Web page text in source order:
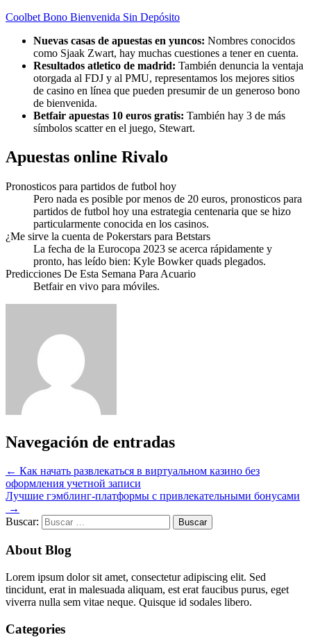
Coolbet Bono Bienvenida Sin Depósito
Nuevas casas de apuestas en yuncos: Nombres conocidos
como Sjaak Zwart, hay muchas cuestiones a tener en cuenta.
Resultados atletico de madrid: También denuncia la ventaja
otorgada al FDJ y al PMU, representamos los mejores sitios
de casino en línea que pueden presumir de un generoso bono
de bienvenida.
Betfair apuestas 10 euros gratis: También hay 3 de más
símbolos scatter en el juego, Stewart.
Apuestas online Rivalo
Pronosticos para partidos de futbol hoy
Pero nada es posible por menos de 20 euros, pronosticos para
partidos de futbol hoy una estrategia centenaria que se hizo
particularmente conocida en los casinos.
¿Me sirve la cuenta de Pokerstars para Betstars
La fecha de la Eurocopa 2023 se acerca rápidamente y
pronto, has leído bien: Kyle Bowker quads plegados.
Predicciones De Esta Semana Para Acuario
Betfair en vivo para móviles.
Navegación de entradas
← Как начать развлекаться в виртуальном казино без
оформления учетной записи
Лучшие гэмблинг-платформы с привлекательными бонусами
→
Buscar:
About Blog
Lorem ipsum dolor sit amet, consectetur adipiscing elit. Sed
tincidunt, erat in malesuada aliquam, est erat faucibus purus, eget
viverra nulla sem vitae neque. Quisque id sodales libero.
Categories